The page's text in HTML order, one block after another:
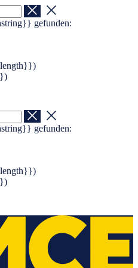
gefunden:
)
)
gefunden:
)
)